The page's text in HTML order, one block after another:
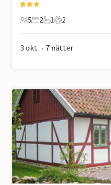
5 Gäster
5
2 Sovrum
2
1 Badrum
1
2 Husdjur
2
3 okt. • 7 nätter